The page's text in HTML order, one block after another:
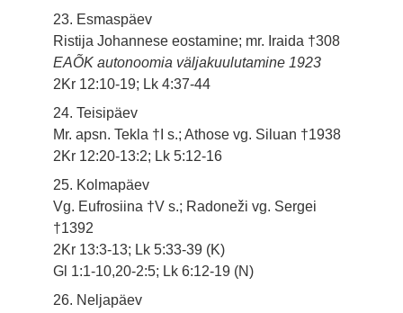
23. Esmaspäev
Ristija Johannese eostamine; mr. Iraida †308
EAÕK autonoomia väljakuulutamine 1923
2Kr 12:10-19; Lk 4:37-44
24. Teisipäev
Mr. apsn. Tekla †I s.; Athose vg. Siluan †1938
2Kr 12:20-13:2; Lk 5:12-16
25. Kolmapäev
Vg. Eufrosiina †V s.; Radoneži vg. Sergei
†1392
2Kr 13:3-13; Lk 5:33-39 (K)
Gl 1:1-10,20-2:5; Lk 6:12-19 (N)
26. Neljapäev